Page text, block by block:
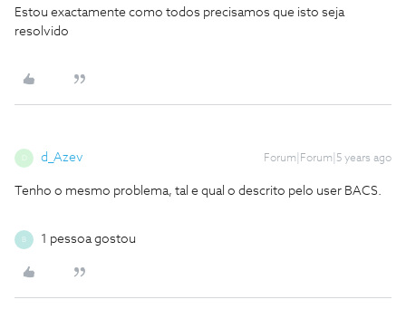
Estou exactamente como todos precisamos que isto seja
resolvido
d_Azev Forum|Forum|5 years ago
Tenho o mesmo problema, tal e qual o descrito pelo user BACS.
B 1 pessoa gostou